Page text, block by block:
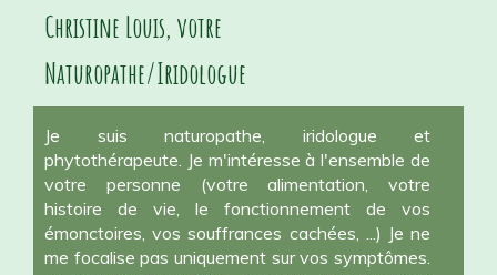
Christine Louis, votre
Naturopathe/Iridologue
Je suis naturopathe, iridologue et
phytothérapeute. Je m'intéresse à l'ensemble de
votre personne (votre alimentation, votre
histoire de vie, le fonctionnement de vos
émonctoires, vos souffrances cachées, ...) Je ne
me focalise pas uniquement sur vos symptômes.